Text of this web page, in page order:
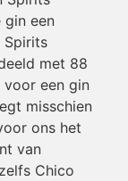
gin een
Spirits
met 88
voor een gin
misschien
ons het
van
Chico